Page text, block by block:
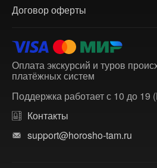
Договор оферты
Оплата экскурсий и туров
платёжных систем
Поддержка работает с 10 до 19
Контакты
support@horosho-tam.ru